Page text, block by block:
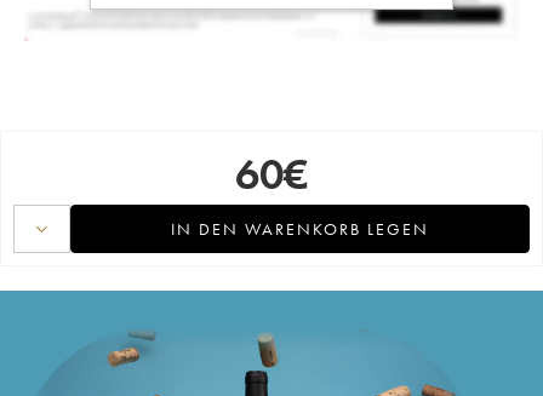
60€
IN DEN WARENKORB LEGEN